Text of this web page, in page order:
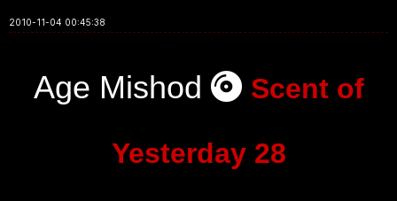
2010-11-04 00:45:38
Age Mishod Scent of
Yesterday 28